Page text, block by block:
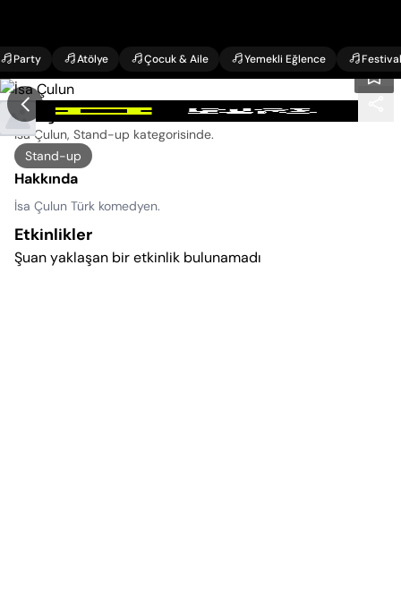
Party Atölye Çocuk & Aile Yemekli Eğlence Festival
İsa Çulun Etkinlikleri
İsa Çulun, Stand-up kategorisinde.
Stand-up
Hakkında
İsa Çulun Türk komedyen.
Etkinlikler
Şuan yaklaşan bir etkinlik bulunamadı